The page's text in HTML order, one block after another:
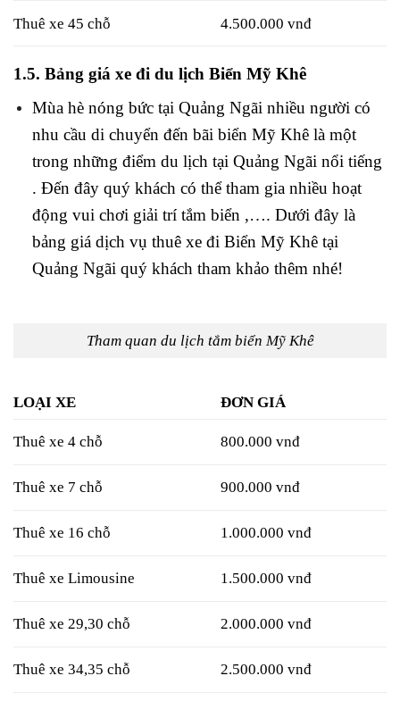
Thuê xe 45 chỗ 4.500.000 vnđ
1.5. Bảng giá xe đi du lịch Biển Mỹ Khê
Mùa hè nóng bức tại Quảng Ngãi nhiều người có
nhu cầu di chuyển đến bãi biển Mỹ Khê là một
trong những điểm du lịch tại Quảng Ngãi nổi tiếng
. Đến đây quý khách có thể tham gia nhiều hoạt
động vui chơi giải trí tắm biển ,…. Dưới đây là
bảng giá dịch vụ thuê xe đi Biển Mỹ Khê tại
Quảng Ngãi quý khách tham khảo thêm nhé!
Tham quan du lịch tắm biển Mỹ Khê
LOẠI XE ĐƠN GIÁ
Thuê xe 4 chỗ 800.000 vnđ
Thuê xe 7 chỗ 900.000 vnđ
Thuê xe 16 chỗ 1.000.000 vnđ
Thuê xe Limousine 1.500.000 vnđ
Thuê xe 29,30 chỗ 2.000.000 vnđ
Thuê xe 34,35 chỗ 2.500.000 vnđ